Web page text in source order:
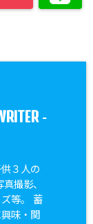
-
３人の
撮影、
等。 蓄
味・関